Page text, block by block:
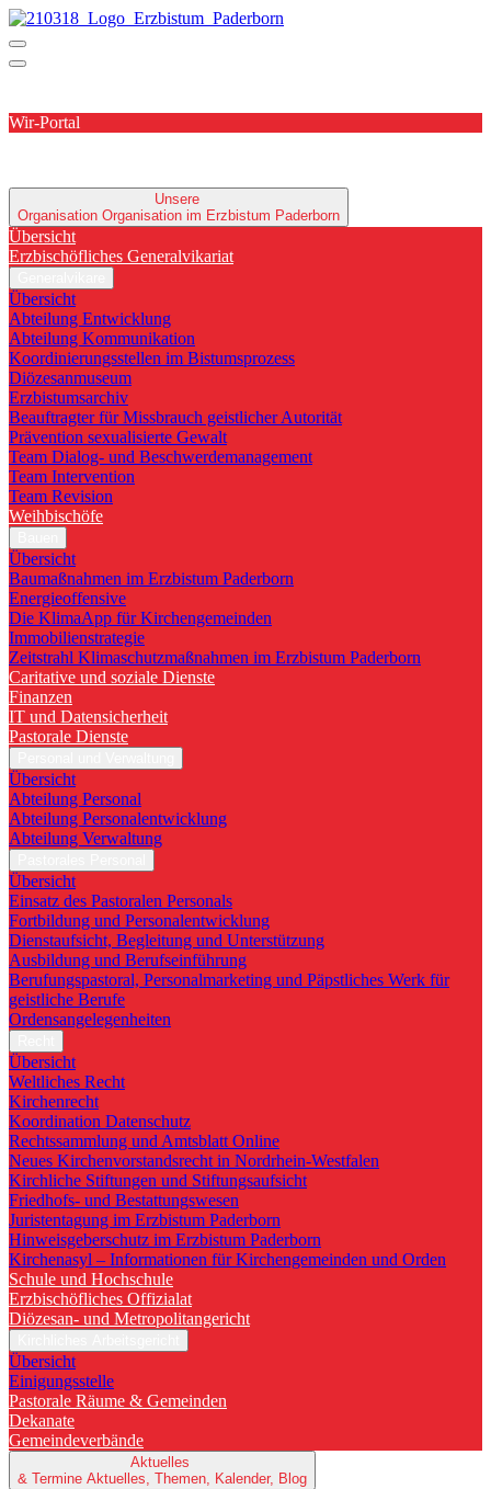
Wir-Portal
Unsere
Organisation Organisation im Erzbistum Paderborn
Übersicht
Erzbischöfliches Generalvikariat
Übersicht
Abteilung Entwicklung
Abteilung Kommunikation
Koordinierungsstellen im Bistumsprozess
Diözesanmuseum
Erzbistumsarchiv
Beauftragter für Missbrauch geistlicher Autorität
Prävention sexualisierte Gewalt
Team Dialog- und Beschwerdemanagement
Team Intervention
Team Revision
Weihbischöfe
Übersicht
Baumaßnahmen im Erzbistum Paderborn
Energieoffensive
Die KlimaApp für Kirchengemeinden
Immobilienstrategie
Zeitstrahl Klimaschutzmaßnahmen im Erzbistum Paderborn
Caritative und soziale Dienste
Finanzen
IT und Datensicherheit
Pastorale Dienste
Übersicht
Abteilung Personal
Abteilung Personalentwicklung
Abteilung Verwaltung
Übersicht
Einsatz des Pastoralen Personals
Fortbildung und Personalentwicklung
Dienstaufsicht, Begleitung und Unterstützung
Ausbildung und Berufseinführung
Berufungspastoral, Personalmarketing und Päpstliches Werk für
geistliche Berufe
Ordensangelegenheiten
Übersicht
Weltliches Recht
Kirchenrecht
Koordination Datenschutz
Rechtssammlung und Amtsblatt Online
Neues Kirchenvorstandsrecht in Nordrhein-Westfalen
Kirchliche Stiftungen und Stiftungsaufsicht
Friedhofs- und Bestattungswesen
Juristentagung im Erzbistum Paderborn
Hinweisgeberschutz im Erzbistum Paderborn
Kirchenasyl – Informationen für Kirchengemeinden und Orden
Schule und Hochschule
Erzbischöfliches Offizialat
Diözesan- und Metropolitangericht
Übersicht
Einigungsstelle
Pastorale Räume & Gemeinden
Dekanate
Gemeindeverbände
Aktuelles
& Termine Aktuelles, Themen, Kalender, Blog